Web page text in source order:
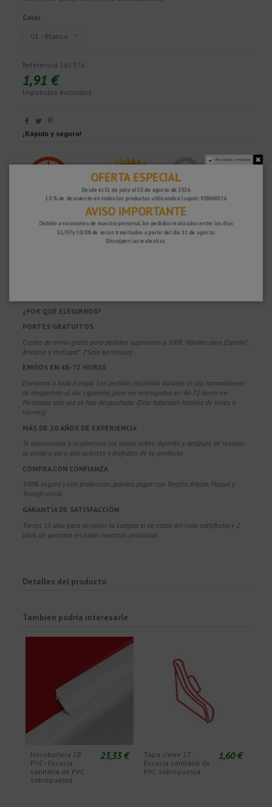
Color
Referencia 165376
1,91 €
Impuestos excluidos
¡Rápido y seguro!
¿POR QUÉ ELEGIRNOS?
PORTES GRATUITOS
Costes de envío gratis para pedidos superiores a 100€. Válidos para España*,
Andorra y Portugal*. (*Solo península)
ENVÍOS EN 48-72 HORAS
Enviamos a toda Europa. Los pedidos recibidos durante el día, normalmente
se despachan al día siguiente, para ser entregados en 48-72 horas en
Península una vez se han despachado. (Días laborales hábiles de lunes a
viernes)
MÁS DE 20 AÑOS DE EXPERIENCIA
Te asesoramos y resolvemos tus dudas antes, durante y después de realizar
la compra, para que aciertes y disfrutes de tu producto.
COMPRA CON CONFIANZA
100% segura y con protección, puedes pagar con Tarjeta, Bizum, Paypal y
Transferencia.
GARANTÍA DE SATISFACCIÓN
Tienes 15 días para devolver tu compra si no estás del todo satisfecho y 2
años de garantía en todos nuestros productos.
Detalles del producto
También podría interesarle
Novobañera 2B
PVC - Escocia
sanitaria de PVC
sobrepuesta
23,33 €
Tapa cierre 2T -
Escocia sanitaria de
PVC sobrepuesta
1,60 €
No volver a mostrar.
OFERTA ESPECIAL
Desde el 31 de julio al 10 de agosto de 2026
10 % de descuento en todos los productos utilizando el cupón: VERANO26
AVISO IMPORTANTE
Debido a vacaciones de nuestro personal, los pedidos realizados entre los días
31/07 y 10/08 de serán tramitados a partir del día 11 de agosto.
Disculpen las molestias.